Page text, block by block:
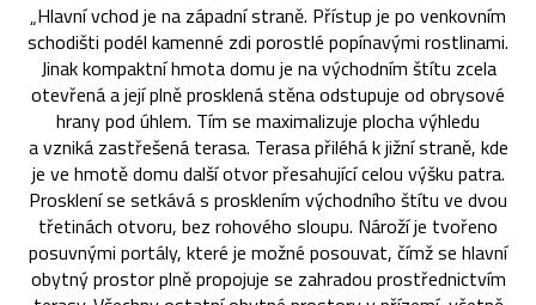
„Hlavní vchod je na západní straně. Přístup je po venkovním
schodišti podél kamenné zdi porostlé popínavými rostlinami.
Jinak kompaktní hmota domu je na východním štítu zcela
otevřená a její plně prosklená stěna odstupuje od obrysové
hrany pod úhlem. Tím se maximalizuje plocha výhledu
a vzniká zastřešená terasa. Terasa přiléhá k jižní straně, kde
je ve hmotě domu další otvor přesahující celou výšku patra.
Prosklení se setkává s prosklením východního štítu ve dvou
třetinách otvoru, bez rohového sloupu. Nároží je tvořeno
posuvnými portály, které je možné posouvat, čímž se hlavní
obytný prostor plně propojuje se zahradou prostřednictvím